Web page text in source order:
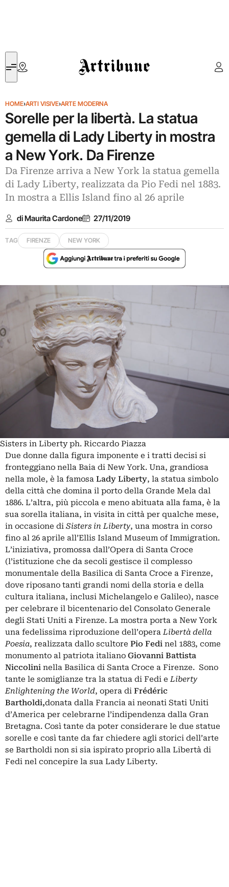
Artribune
HOME›ARTI VISIVE›ARTE MODERNA
Sorelle per la libertà. La statua
gemella di Lady Liberty in mostra
a New York. Da Firenze
Da Firenze arriva a New York la statua gemella
di Lady Liberty, realizzata da Pio Fedi nel 1883.
In mostra a Ellis Island fino al 26 aprile
di Maurita Cardone 27/11/2019
TAG FIRENZE NEW YORK
Sisters in Liberty ph. Riccardo Piazza
Due donne dalla figura imponente e i tratti decisi si
fronteggiano nella Baia di New York. Una, grandiosa
nella mole, è la famosa Lady Liberty, la statua simbolo
della città che domina il porto della Grande Mela dal
1886. L’altra, più piccola e meno abituata alla fama, è la
sua sorella italiana, in visita in città per qualche mese,
in occasione di Sisters in Liberty, una mostra in corso
fino al 26 aprile all’Ellis Island Museum of Immigration.
L’iniziativa, promossa dall’Opera di Santa Croce
(l’istituzione che da secoli gestisce il complesso
monumentale della Basilica di Santa Croce a Firenze,
dove riposano tanti grandi nomi della storia e della
cultura italiana, inclusi Michelangelo e Galileo), nasce
per celebrare il bicentenario del Consolato Generale
degli Stati Uniti a Firenze. La mostra porta a New York
una fedelissima riproduzione dell’operaLibertà della
Poesia, realizzata dallo scultore Pio Fedi nel 1883, come
monumento al patriota italiano Giovanni Battista
Niccolini nella Basilica di Santa Croce a Firenze. Sono
tante le somiglianze tra la statua di Fedi eLiberty
Enlightening the World, opera di Frédéric
Bartholdi,donata dalla Francia ai neonati Stati Uniti
d’America per celebrarne l’indipendenza dalla Gran
Bretagna. Così tante da poter considerare le due statue
sorelle e così tante da far chiedere agli storici dell’arte
se Bartholdi non si sia ispirato proprio alla Libertà di
Fedi nel concepire la sua Lady Liberty.